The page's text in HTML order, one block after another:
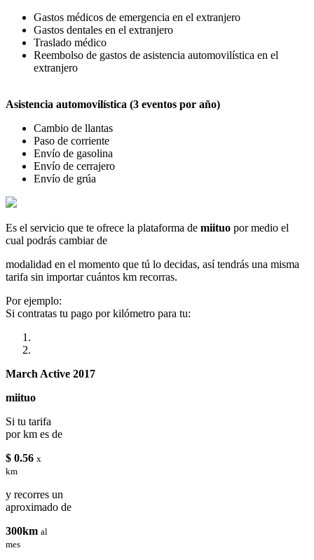
Gastos médicos de emergencia en el extranjero
Gastos dentales en el extranjero
Traslado médico
Reembolso de gastos de asistencia automovilística en el
extranjero
Asistencia automovilística (3 eventos por año)
Cambio de llantas
Paso de corriente
Envío de gasolina
Envío de cerrajero
Envío de grúa
Es el servicio que te ofrece la plataforma de miituo por medio el
cual podrás cambiar de
modalidad en el momento que tú lo decidas, así tendrás una misma
tarifa sin importar cuántos km recorras.
Por ejemplo:
Si contratas tu pago por kilómetro para tu:
March Active 2017
miituo
Si tu tarifa
por km es de
$ 0.56 x
km
y recorres un
aproximado de
300km al
mes